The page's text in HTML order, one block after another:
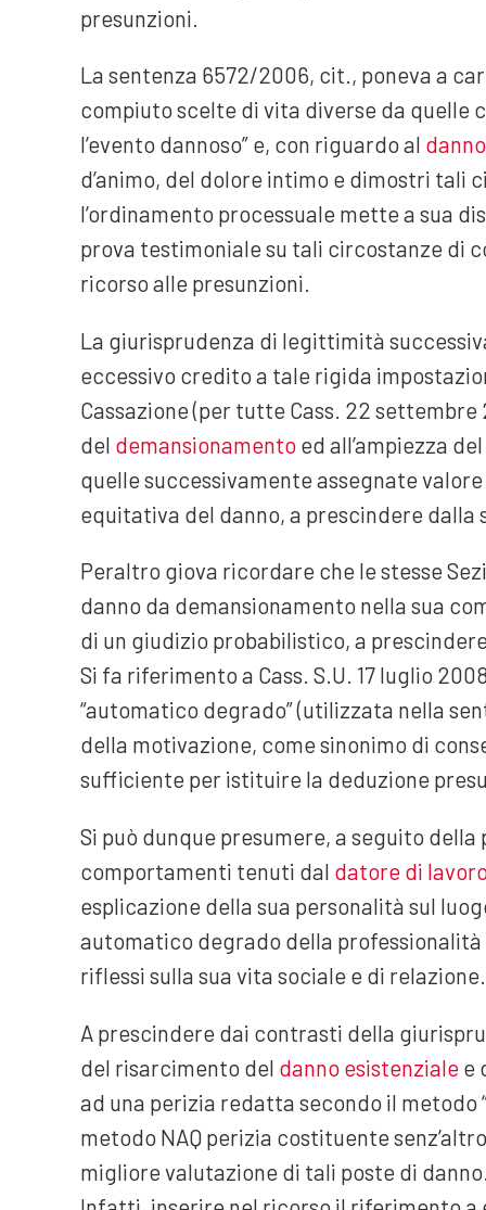
presunzioni.
La sentenza 6572/2006, cit., poneva a
compiuto scelte di vita diverse da quelle
l’evento dannoso” e, con riguardo al
d’animo, del dolore intimo e dimostri tali
l’ordinamento processuale mette a sua
prova testimoniale su tali circostanze di
ricorso alle presunzioni.
La giurisprudenza di legittimità
eccessivo credito a tale rigida
Cassazione (per tutte Cass. 22
del demansionamentoed all’ampiezza
quelle successivamente assegnate
equitativa del danno, a prescindere
Peraltro giova ricordare che le stesse
danno da demansionamento nella sua
di un giudizio probabilistico, a
Si fa riferimento a Cass. S.U. 17 luglio
“automatico degrado” (utilizzata nella
della motivazione, come sinonimo di
sufficiente per istituire la deduzione
Si può dunque presumere, a seguito
comportamenti tenuti dal datore di
esplicazione della sua personalità sul
automatico degrado della
riflessi sulla sua vita sociale e di relazione.
A prescindere dai contrasti della
del risarcimento del danno esistenzialee
ad una perizia redatta secondo il metodo
metodo NAQ perizia costituente
migliore valutazione di tali poste di